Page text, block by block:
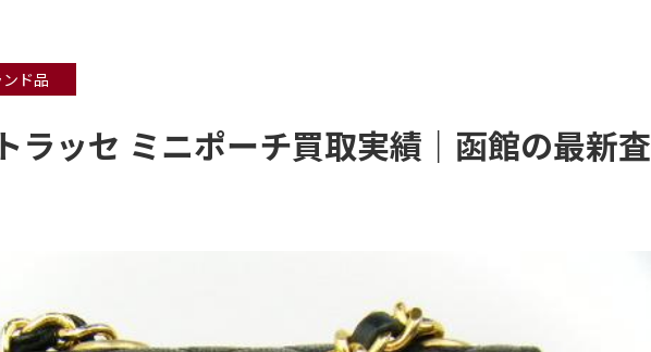
ド品
ラッセ ミニポーチ買取実績｜函館の最新査